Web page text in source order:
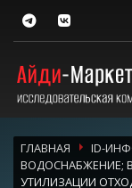
ГЛАВНАЯ ID-
ВОДОСНАБЖЕНИЕ;
УТИЛИЗАЦИИ